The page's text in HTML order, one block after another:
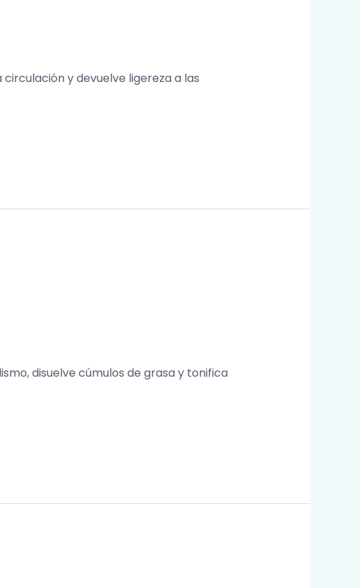
y devuelve ligereza a las
disuelve cúmulos de grasa y tonifica